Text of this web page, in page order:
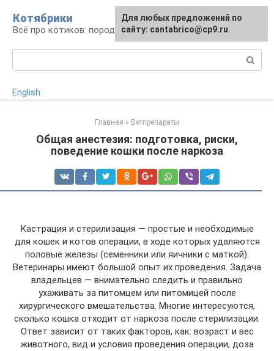
контенту
Котябрики
Всё про котиков: породы, содержание, уход
English
Главная » Ветпрепараты
Общая анестезия: подготовка, риски,
поведение кошки после наркоза
Кастрация и стерилизация — простые и необходимые
для кошек и котов операции, в ходе которых удаляются
половые железы (семенники или яичники с маткой).
Ветеринары имеют большой опыт их проведения. Задача
владельцев — внимательно следить и правильно
ухаживать за питомцем или питомицей после
хирургического вмешательства. Многие интересуются,
сколько кошка отходит от наркоза после стерилизации.
Ответ зависит от таких факторов, как: возраст и вес
животного, вид и условия проведения операции, доза
Для любых предложений по
сайту: cantabrico@cp9.ru